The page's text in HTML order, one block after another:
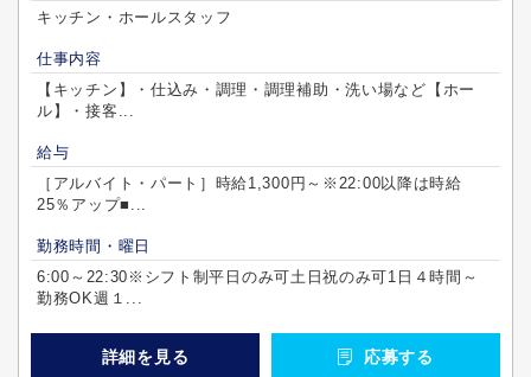
キッチン・ホールスタッフ
仕事内容
【キッチン】・仕込み・調理・調理補助・洗い場など【ホー
ル】・接客...
給与
［アルバイト・パート］時給1,300円～※22:00以降は時給
25％アップ■...
勤務時間・曜日
6:00～22:30※シフト制平日のみ可土日祝のみ可1日４時間～
勤務OK週１...
詳細を見る 応募する